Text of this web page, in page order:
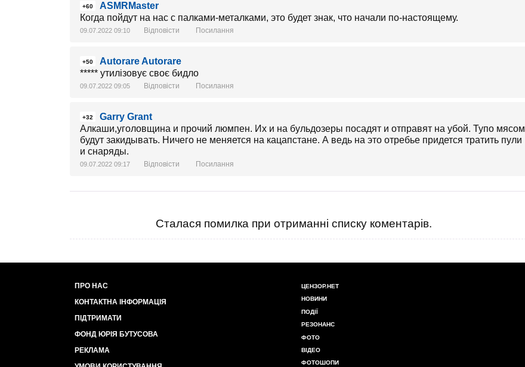
+60
ASMRMaster
Когда пойдут на нас с палками-металками, это будет знак, что начали по-настоящему.
09.07.2022 09:10 Відповісти Посилання
+50
Autorare Autorare
***** утилізовує своє бидло
09.07.2022 09:05 Відповісти Посилання
+32
Garry Grant
Алкаши,уголовщина и прочий люмпен. Их и на бульдозеры посадят и отправят на убой. Тупо мясом
будут закидывать. Ничего не меняется на кацапстане. А ведь на это отребье придется тратить пули
и снаряды.
09.07.2022 09:17 Відповісти Посилання
Сталася помилка при отриманні списку коментарів.
ПРО НАС
КОНТАКТНА ІНФОРМАЦІЯ
ПІДТРИМАТИ
ФОНД ЮРІЯ БУТУСОВА
РЕКЛАМА
ЦЕНЗОР.НЕТ
НОВИНИ
ПОДІЇ
РЕЗОНАНС
ФОТО
ВІДЕО
ФОТОШОПИ